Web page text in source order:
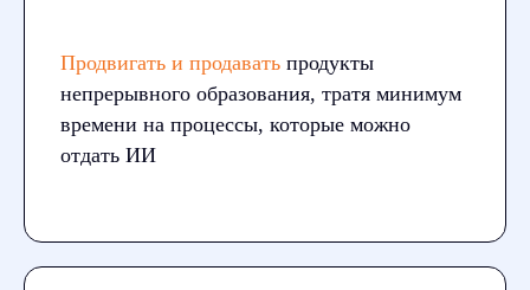
Продвигать и продавать продукты
непрерывного образования, тратя минимум
времени на процессы, которые можно
отдать ИИ